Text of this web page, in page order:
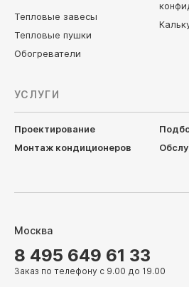
Тепловые завесы
Тепловые пушки
Обогреватели
УСЛУГИ
Проектирование
Монтаж кондиционеров
Москва
8 495 649 61 33
Заказ по телефону с 9.00 до 19.00